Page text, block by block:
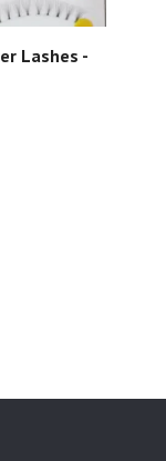
Lashes -